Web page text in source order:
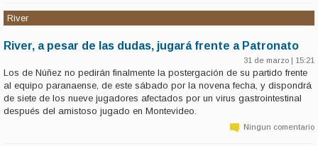
River
River, a pesar de las dudas, jugará frente a Patronato
31 de marzo | 15:21
Los de Núñez no pedirán finalmente la postergación de su partido frente
al equipo paranaense, de este sábado por la novena fecha, y dispondrá
de siete de los nueve jugadores afectados por un virus gastrointestinal
después del amistoso jugado en Montevideo.
Ningun comentario